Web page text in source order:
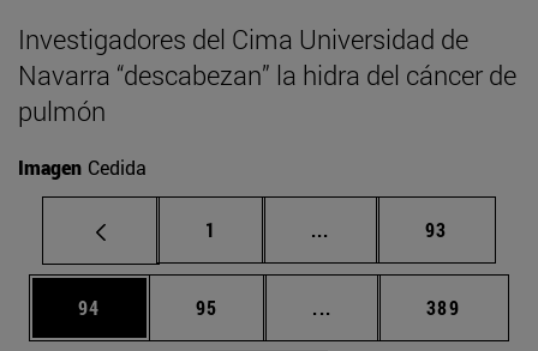
Investigadores del Cima Universidad de
Navarra “descabezan” la hidra del cáncer de
pulmón
Imagen Cedida
Página
1 ... Páginas intermedias
Página
93
Página
94 Página
95 ... Páginas intermedias
Página
389